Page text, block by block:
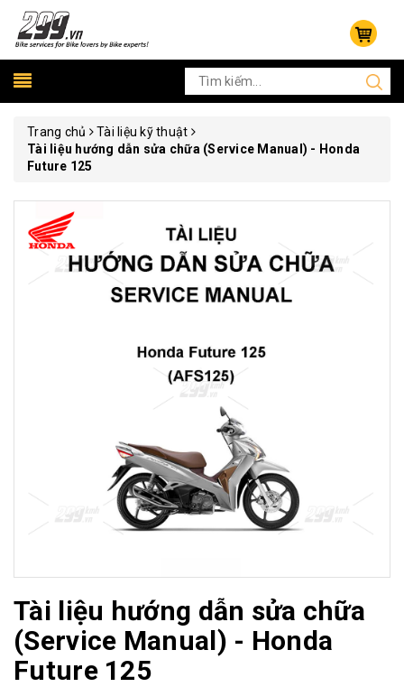
Trang chủ
Tài liệu kỹ thuật
Tài liệu hướng dẫn sửa chữa (Service Manual) - Honda
Future 125
Tài liệu hướng dẫn sửa chữa
(Service Manual) - Honda
Future 125